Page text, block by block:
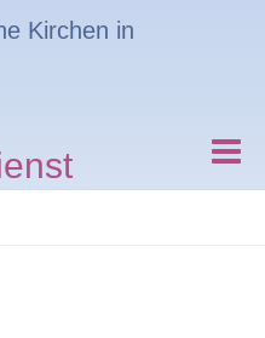
Kirchen in